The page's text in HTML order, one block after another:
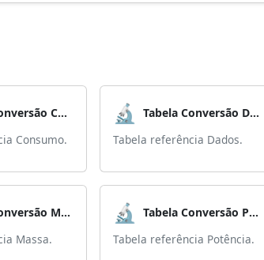
Tabela Conversão Consumo
Consumo.
🔬
Tabela Conversão Dados
Tabela referência Dados.
Tabela Conversão Massa
Massa.
🔬
Tabela Conversão Potência
Tabela referência Potência.